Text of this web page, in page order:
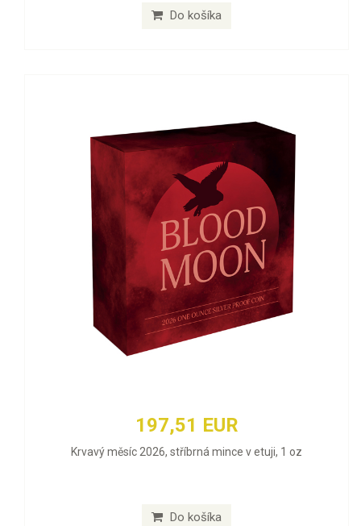
Do košíka
197,51 EUR
Krvavý měsíc 2026, stříbrná mince v etuji, 1 oz
Do košíka